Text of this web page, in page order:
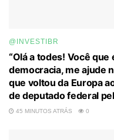
@INVESTIBR
“Olá a todes! Você
democracia, me ajude
que voltou da Europa
de deputado federal
45 MINUTOS ATRÁS 0